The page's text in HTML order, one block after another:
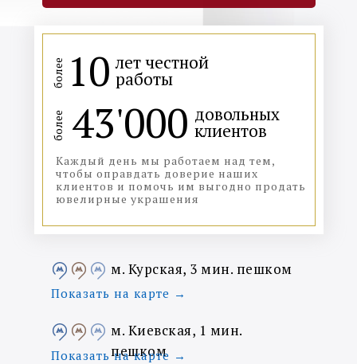
10
Каждый день мы работаем над тем,
чтобы оправдать доверие наших
клиентов и помочь им выгодно продать
ювелирные украшения
лет честной
работы
м. Курская, 3 мин. пешком
м. Киевская, 1 мин.
пешком
Показать на карте →
Показать на карте →
43'000
более довольных
клиентов
более